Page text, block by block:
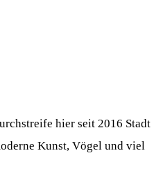
hier seit 2016 Stadt
Kunst, Vögel und viel